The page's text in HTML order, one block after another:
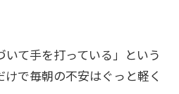
て手を打っている」という
で毎朝の不安はぐっと軽く